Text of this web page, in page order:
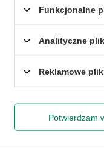
Funkcjonalne
Analityczne
Reklamowe
Potwierdzam